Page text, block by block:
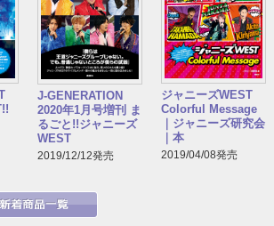
J-GENERATION
2020年1月号増刊 ま
るごと!!ジャニーズ
WEST
2019/12/12発売
ジャニーズWEST
Colorful Message
｜ジャニーズ研究会
｜本
2019/04/08発売